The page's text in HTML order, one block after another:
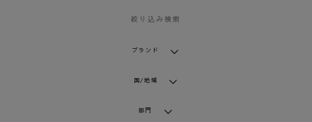
採用情報
絞り込み検索
ブランド
国/地域
部門